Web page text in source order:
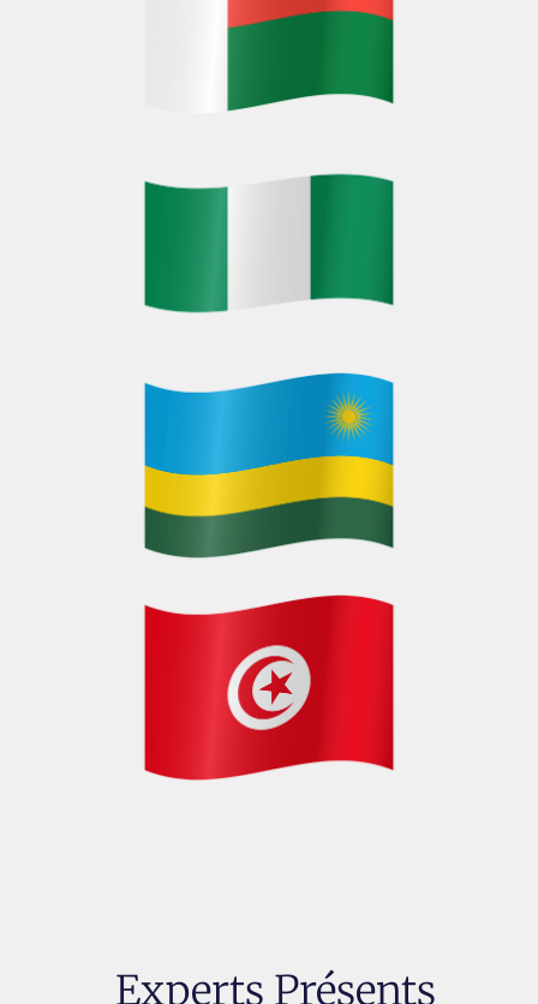
Experts Présents